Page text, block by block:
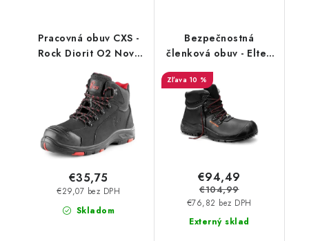
Pracovná obuv CXS -
Rock Diorit O2 Nový
Skladom
€29,07 bez DPH
€35,75
Bezpečnostná
členková obuv - Elten
Renzo Mid S3 ESD -
čierna 36641
10 %
Externý sklad
€76,82 bez DPH
€94,49
€104,99